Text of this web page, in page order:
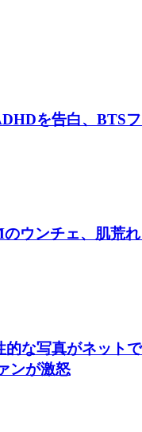
を告白、BTS
ウンチェ、肌荒
的な写真がネット
ンが激怒